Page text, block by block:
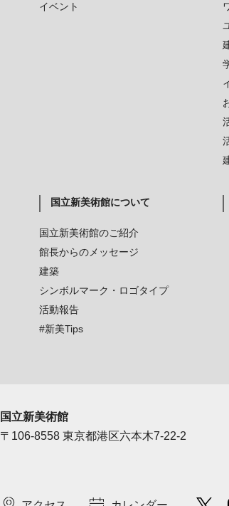
イベント
国立新美術館について
国立新美術館のご紹介
館長からのメッセージ
建築
シンボルマーク・ロゴタイプ
活動報告
#新美Tips
国立新美術館
〒106-8558 東京都港区六本木7-22-2